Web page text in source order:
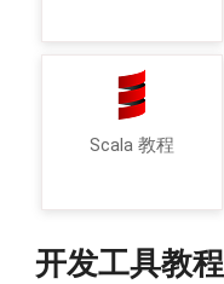
Scala 教程
开发工具教程